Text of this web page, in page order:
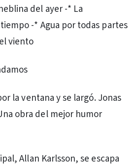
del ayer -* La
-* Agua por todas partes
viento
la ventana y se largó. Jonas
obra del mejor humor
Allan Karlsson, se escapa